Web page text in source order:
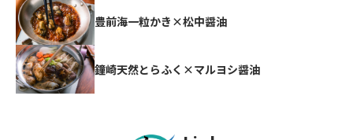
豊前海一粒かき×松中醤油
鐘崎天然とらふく×マルヨシ醤油